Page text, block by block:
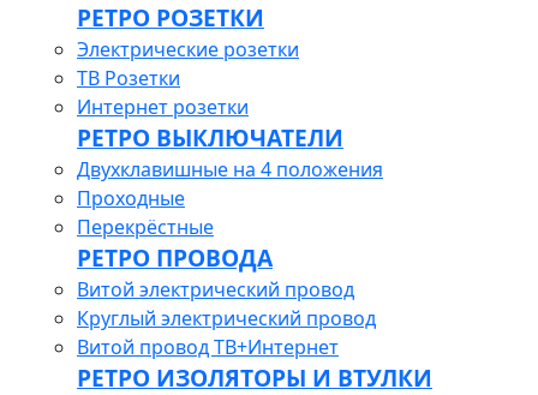
РЕТРО РОЗЕТКИ
Электрические розетки
ТВ Розетки
Интернет розетки
РЕТРО ВЫКЛЮЧАТЕЛИ
Двухклавишные на 4 положения
Проходные
Перекрёстные
РЕТРО ПРОВОДА
Витой электрический провод
Круглый электрический провод
Витой провод ТВ+Интернет
РЕТРО ИЗОЛЯТОРЫ И ВТУЛКИ